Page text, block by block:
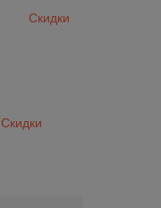
Скидки
Скидки